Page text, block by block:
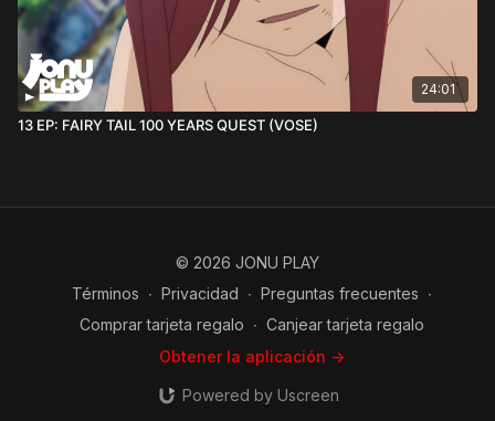
24:01
13 EP: FAIRY TAIL 100 YEARS QUEST (VOSE)
© 2026 JONU PLAY
Términos ∙ Privacidad ∙ Preguntas frecuentes ∙
Comprar tarjeta regalo ∙ Canjear tarjeta regalo
Obtener la aplicación ->
Powered by Uscreen